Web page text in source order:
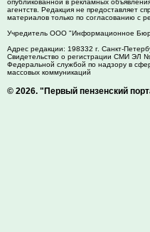
агентств. Редакция не предоставляет
материалов только по согласованию с
Учредитель ООО "Информационное
Адрес редакции: 198332 г. Санкт-
Свидетельство о регистрации СМИ ЭЛ
Федеральной службой по надзору в
массовых коммуникаций
© 2026. "Первый пензенский